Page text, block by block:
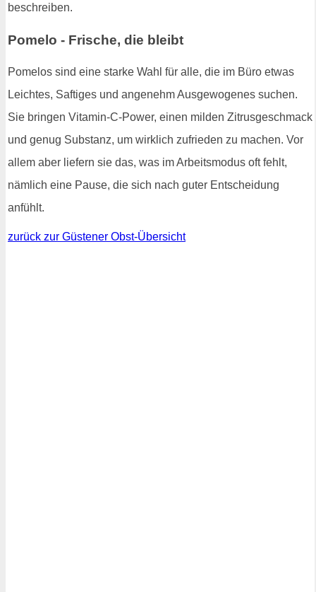
beschreiben.
Pomelo - Frische, die bleibt
Pomelos sind eine starke Wahl für alle, die im Büro etwas
Leichtes, Saftiges und angenehm Ausgewogenes suchen.
Sie bringen Vitamin-C-Power, einen milden Zitrusgeschmack
und genug Substanz, um wirklich zufrieden zu machen. Vor
allem aber liefern sie das, was im Arbeitsmodus oft fehlt,
nämlich eine Pause, die sich nach guter Entscheidung
anfühlt.
zurück zur Güstener Obst-Übersicht